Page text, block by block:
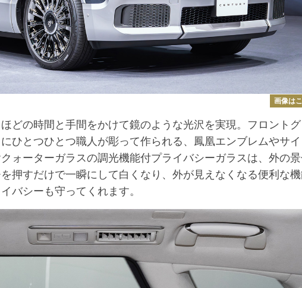
画像は
どの時間と手間をかけて鏡のような光沢を実現。フロント
ひとつひとつ職人が彫って作られる、鳳凰エンブレムやサ
ォーターガラスの調光機能付プライバシーガラスは、外の
押すだけで一瞬にして白くなり、外が見えなくなる便利な
バシーも守ってくれます。